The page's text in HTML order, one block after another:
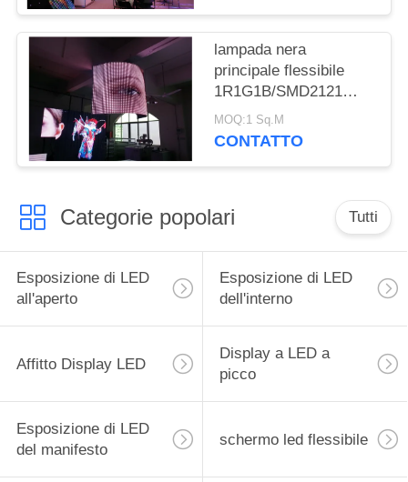
lampada nera
principale flessibile
1R1G1B/SMD2121
dello schermo del
pannello di 4mm video
MOQ:1 Sq.M
CONTATTO
Categorie popolari Tutti
Esposizione di LED
all'aperto
Esposizione di LED
dell'interno
Affitto Display LED
Display a LED a
picco
Esposizione di LED
del manifesto
schermo led flessibile